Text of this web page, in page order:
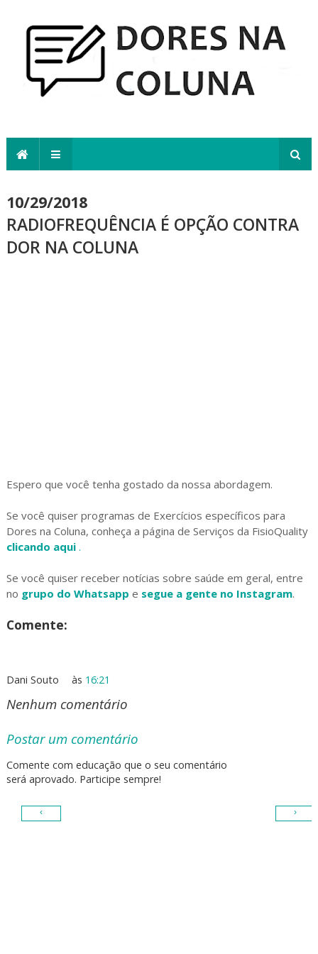
10/29/2018
RADIOFREQUÊNCIA É OPÇÃO CONTRA
DOR NA COLUNA
Espero que você tenha gostado da nossa abordagem.
Se você quiser programas de Exercícios específicos para
Dores na Coluna, conheça a página de Serviços da FisioQuality
clicando aqui .
Se você quiser receber notícias sobre saúde em geral, entre
no grupo do Whatsapp e segue a gente no Instagram.
Comente:
Dani Souto às 16:21
Nenhum comentário
Postar um comentário
Comente com educação que o seu comentário
será aprovado. Participe sempre!
‹ ›